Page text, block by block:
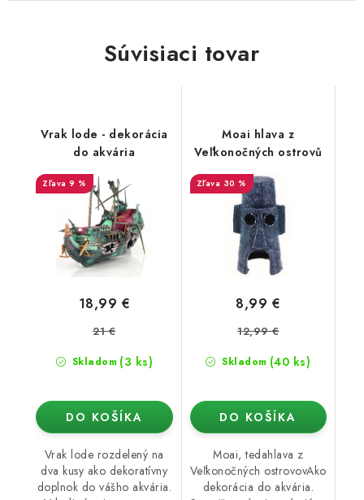
Súvisiaci tovar
Vrak lode - dekorácia
do akvária
9 %
Skladom (3 ks)
18,99 €
21 €
DO KOŠÍKA
Vrak lode rozdelený na
dva kusy ako dekoratívny
doplnok do vášho akvária.
Moai hlava z
Veľkonočných ostrovů
30 %
Skladom (40 ks)
8,99 €
12,99 €
DO KOŠÍKA
Moai, tedahlava z
Veľkonočných ostrovovAko
dekorácia do akvária.